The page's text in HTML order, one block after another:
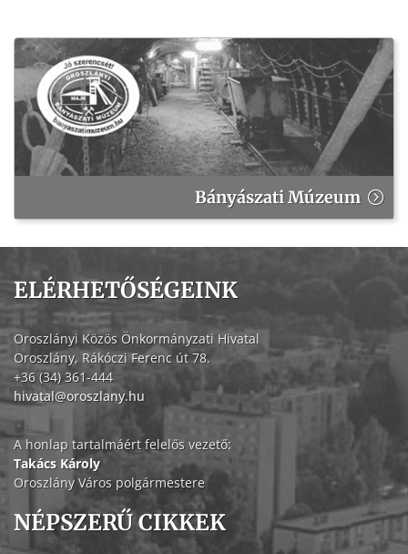
Bányászati Múzeum
ELÉRHETŐSÉGEINK
Oroszlányi Közös Önkormányzati Hivatal
Oroszlány, Rákóczi Ferenc út 78.
+36 (34) 361-444
hivatal@oroszlany.hu
A honlap tartalmáért felelős vezető:
Takács Károly
Oroszlány Város polgármestere
NÉPSZERŰ CIKKEK